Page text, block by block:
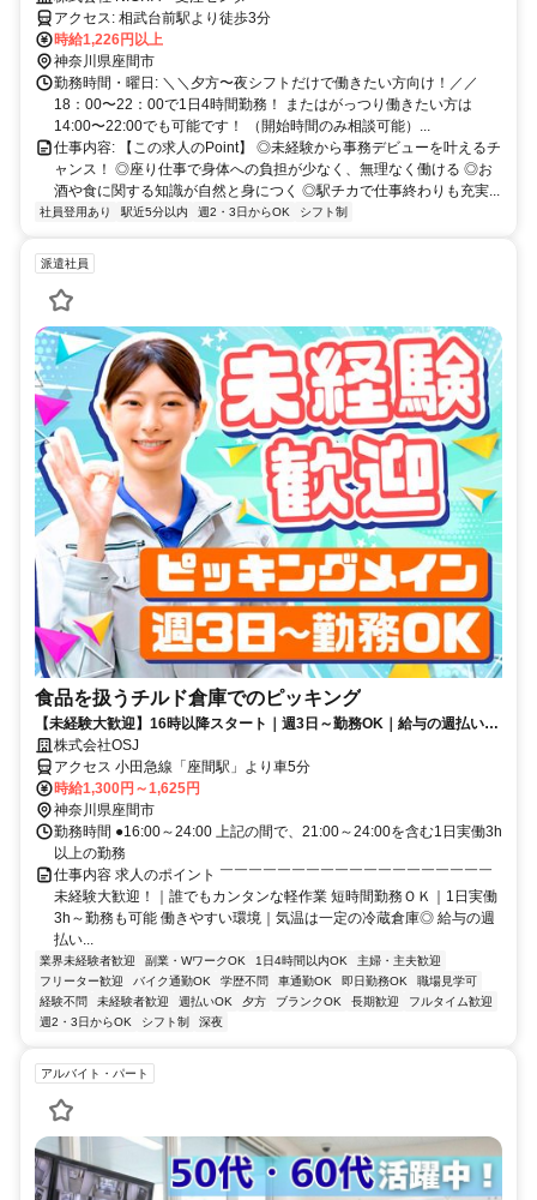
アクセス: 相武台前駅より徒歩3分
時給1,226円以上
神奈川県座間市
勤務時間・曜日: ＼＼夕方〜夜シフトだけで働きたい方向け！／／
18：00〜22：00で1日4時間勤務！ またはがっつり働きたい方は
14:00〜22:00でも可能です！ （開始時間のみ相談可能）...
仕事内容: 【この求人のPoint】 ◎未経験から事務デビューを叶えるチ
ャンス！ ◎座り仕事で身体への負担が少なく、無理なく働ける ◎お
酒や食に関する知識が自然と身につく ◎駅チカで仕事終わりも充実...
社員登用あり 駅近5分以内 週2・3日からOK シフト制
派遣社員
食品を扱うチルド倉庫でのピッキング
【未経験大歓迎】16時以降スタート｜週3日～勤務OK｜給与の週払い
OK｜車・バイク・自転車通勤OK
株式会社OSJ
アクセス 小田急線「座間駅」より車5分
時給1,300円～1,625円
神奈川県座間市
勤務時間 ●16:00～24:00 上記の間で、21:00～24:00を含む1日実働3h
以上の勤務
仕事内容 求人のポイント ￣￣￣￣￣￣￣￣￣￣￣￣￣￣￣￣￣￣￣
未経験大歓迎！｜誰でもカンタンな軽作業 短時間勤務ＯＫ｜1日実働
3h～勤務も可能 働きやすい環境｜気温は一定の冷蔵倉庫◎ 給与の週
払い...
業界未経験者歓迎 副業・WワークOK 1日4時間以内OK
主婦・主夫歓迎
フリーター歓迎
バイク通勤OK 学歴不問 車通勤OK 即日勤務OK
職場見学可
経験不問
未経験者歓迎 週払いOK 夕方 ブランクOK 長期歓迎
フルタイム歓迎
週2・3日からOK
シフト制 深夜
アルバイト・パート